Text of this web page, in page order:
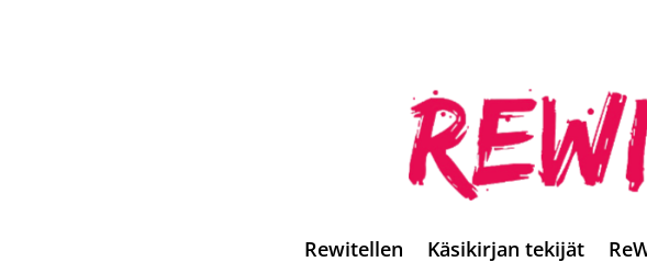
Rewitellen Käsikirjan tekijät